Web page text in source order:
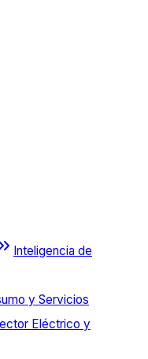
Inteligencia de
y Servicios
Eléctrico y